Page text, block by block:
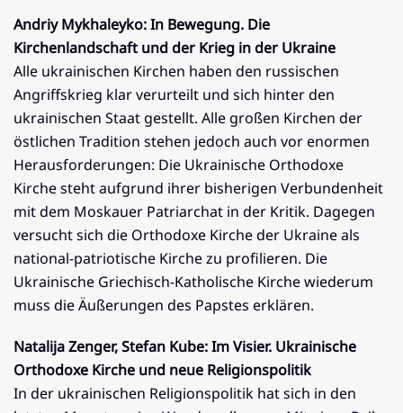
Andriy Mykhaleyko: In Bewegung. Die
Kirchenlandschaft und der Krieg in der Ukraine
Alle ukrainischen Kirchen haben den russischen
Angriffskrieg klar verurteilt und sich hinter den
ukrainischen Staat gestellt. Alle großen Kirchen der
östlichen Tradition stehen jedoch auch vor enormen
Herausforderungen: Die Ukrainische Orthodoxe
Kirche steht aufgrund ihrer bisherigen Verbundenheit
mit dem Moskauer Patriarchat in der Kritik. Dagegen
versucht sich die Orthodoxe Kirche der Ukraine als
national-patriotische Kirche zu profilieren. Die
Ukrainische Griechisch-Katholische Kirche wiederum
muss die Äußerungen des Papstes erklären.
Natalija Zenger, Stefan Kube: Im Visier. Ukrainische
Orthodoxe Kirche und neue Religionspolitik
In der ukrainischen Religionspolitik hat sich in den